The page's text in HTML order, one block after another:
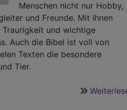
Menschen nicht nur Hobby,
und Freunde. Mit ihnen
Traurigkeit und wichtige
Auch die Bibel ist voll von
Texten die besondere
Tier.